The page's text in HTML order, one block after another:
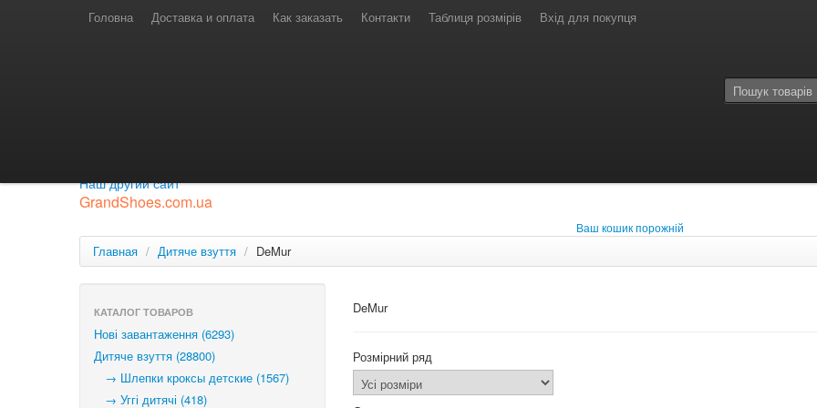
Головна Доставка и оплата Как заказать Контакти Таблиця розмірів Вхід для покупця
Лайф: (063) 527-76-88 МТС: (050) 967-41-33
Наш другий сайт
GrandShoes.com.ua
Ваш кошик порожній
Главная / Дитяче взуття / DeMur
КАТАЛОГ ТОВАРОВ
Нові завантаження (6293)
Дитяче взуття (28800)
→ Шлепки кроксы детские (1567)
→ Уггі дитячі (418)
DeMur
Розмірний ряд